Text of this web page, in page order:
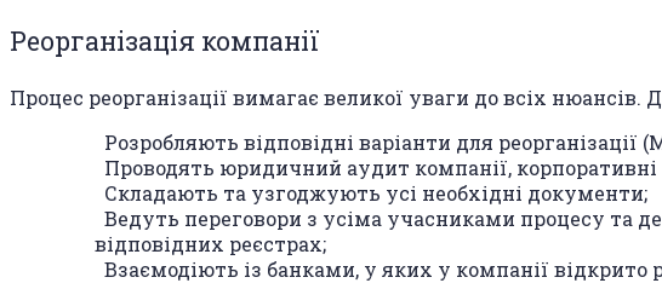
Реорганізація компанії
Процес реорганізації вимагає великої уваги до всіх нюансів.
Розробляють відповідні варіанти для
Проводять юридичний аудит компанії, корпоративні
Складають та узгоджують усі необхідні документи;
Ведуть переговори з усіма учасниками процесу та
відповідних реєстрах;
Взаємодіють із банками, у яких у компанії відкрито